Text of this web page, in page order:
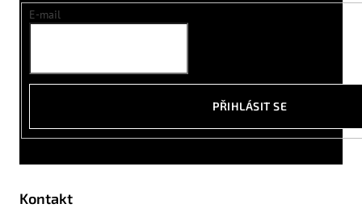
E-mail
PŘIHLÁSIT SE
Kontakt